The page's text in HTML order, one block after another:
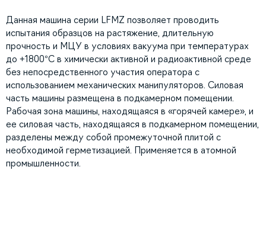
Данная машина серии LFMZ позволяет проводить
испытания образцов на растяжение, длительную
прочность и МЦУ в условиях вакуума при температурах
до +1800°C в химически активной и радиоактивной среде
без непосредственного участия оператора с
использованием механических манипуляторов. Силовая
часть машины размещена в подкамерном помещении.
Рабочая зона машины, находящаяся в «горячей камере», и
ее силовая часть, находящаяся в подкамерном помещении,
разделены между собой промежуточной плитой с
необходимой герметизацией. Применяется в атомной
промышленности.